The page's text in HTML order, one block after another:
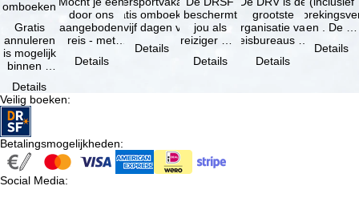
omboeken
Gratis
annuleren
is mogelijk
binnen 5
de
boeking,
als jouw
vakantie …
Details
door ons
aangeboden
reis - met
beschikbaarheid
Details
gratis omboeken
als vijf dagen voor
Details
beschermt
jou als
reiziger met
pakketreis
Details
grootste
organisatie van
reisbureaus en
in Duitsland. …
Details
en . De …
Details
Veilig boeken:
Betalingsmogelijkheden:
Social Media: